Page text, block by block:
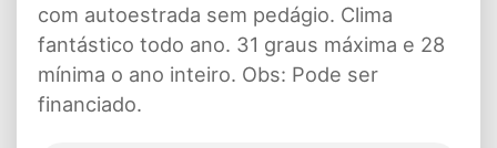
com autoestrada sem pedágio. Clima
fantástico todo ano. 31 graus máxima e 28
mínima o ano inteiro. Obs: Pode ser
financiado.